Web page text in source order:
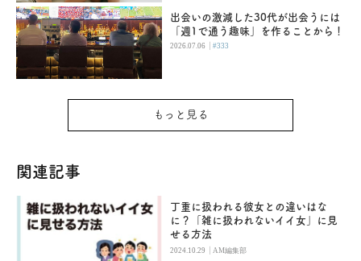
出会いの激減した30代が出会うには
「週1で通う趣味」を作ることから！
2026.07.06 |#333
もっと見る
関連記事
丁重に扱われる彼女との違いはな
に？「雑に扱われないイイ女」に見
せる方法
2024.10.29 |AM編集部